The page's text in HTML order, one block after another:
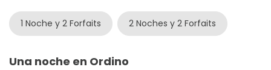
en Ordinopara que solo te preocupes de disfrutar.
¿Quieres subir a esquiar este fin de semana a la
estación de Ordino Arcalís? ¡Reserva ya!
1 Noche y 2 Forfaits 2 Noches y 2 Forfaits
Una noche en Ordino